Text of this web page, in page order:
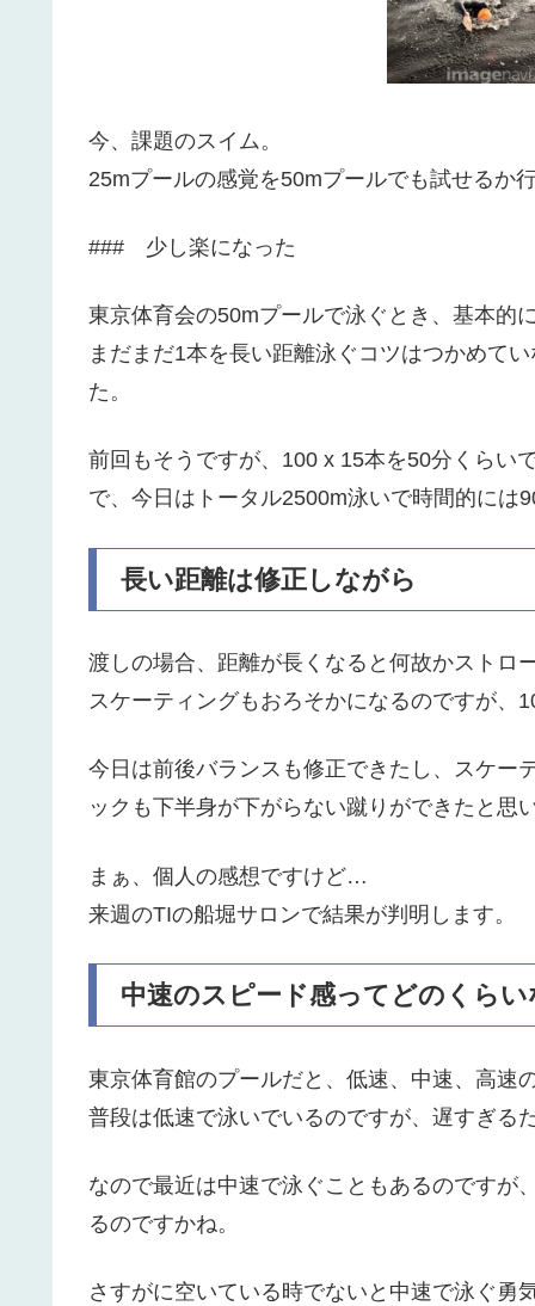
今、課題のスイム。
25mプールの感覚を50mプールでも試せるか
### 少し楽になった
東京体育会の50mプールで泳ぐとき、基本的
まだまだ1本を長い距離泳ぐコツはつかめて
た。
前回もそうですが、100 x 15本を50分くらい
で、今日はトータル2500m泳いで時間的には
長い距離は修正しながら
渡しの場合、距離が長くなると何故かストロ
スケーティングもおろそかになるのですが、
今日は前後バランスも修正できたし、スケー
ックも下半身が下がらない蹴りができたと思
まぁ、個人の感想ですけど…
来週のTIの船堀サロンで結果が判明します。
中速のスピード感ってどのくら
東京体育館のプールだと、低速、中速、高速
普段は低速で泳いでいるのですが、遅すぎる
なので最近は中速で泳ぐこともあるのですが
るのですかね。
さすがに空いている時でないと中速で泳ぐ勇